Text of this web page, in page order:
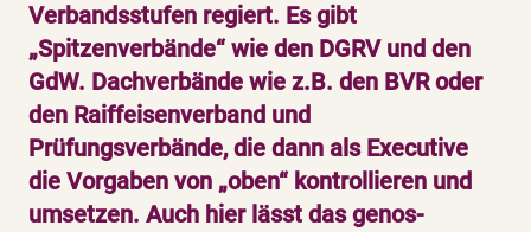
Verbandsstufen regiert. Es gibt
„Spitzenverbände“ wie den DGRV und den
GdW. Dachverbände wie z.B. den BVR oder
den Raiffeisenverband und
Prüfungsverbände, die dann als Executive
die Vorgaben von „oben“ kontrollieren und
umsetzen. Auch hier lässt das genos-